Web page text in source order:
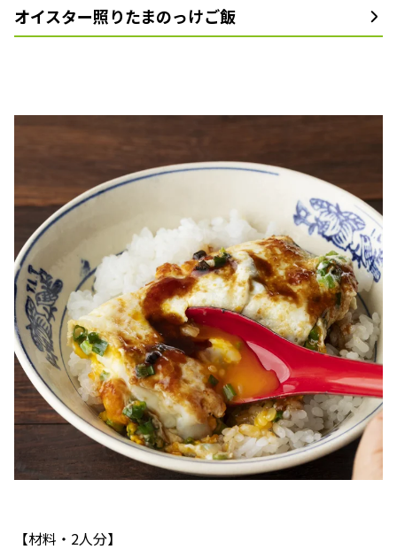
オイスター照りたまのっけご飯
【材料・2人分】